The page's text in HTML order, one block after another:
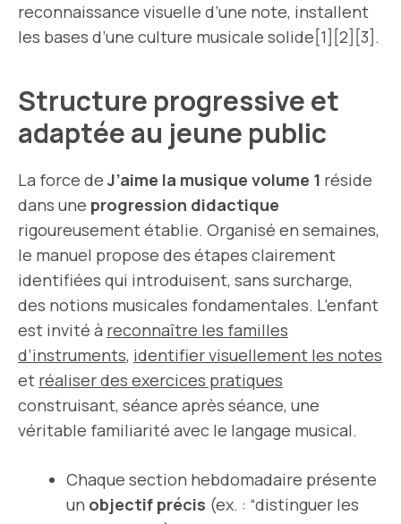
reconnaissance visuelle d’une note, installent
les bases d’une culture musicale solide[1][2][3].
Structure progressive et
adaptée au jeune public
La force deJ’aime la musique volume 1 réside
dans une progression didactique
rigoureusement établie. Organisé en semaines,
le manuel propose des étapes clairement
identifiées qui introduisent, sans surcharge,
des notions musicales fondamentales. L’enfant
est invité à reconnaître les familles
d’instruments, identifier visuellement les notes
et réaliser des exercices pratiques
construisant, séance après séance, une
véritable familiarité avec le langage musical.
Chaque section hebdomadaire présente
un objectif précis (ex. : “distinguer les